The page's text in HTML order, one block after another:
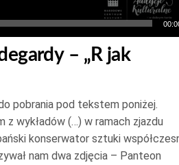
– „R jak
pobrania pod tekstem poniżej.
z wykładów (…) w ramach zjazdu
konserwator sztuki
nam dwa zdjęcia – Panteon